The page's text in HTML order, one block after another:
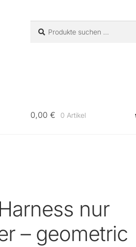
nach:
0,00 € 0 Artikel
nur
– geometric